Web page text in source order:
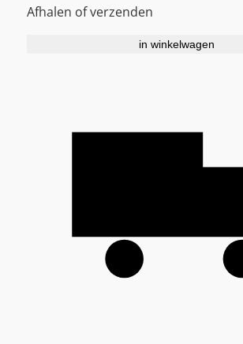
Afhalen of verzenden
in winkelwagen